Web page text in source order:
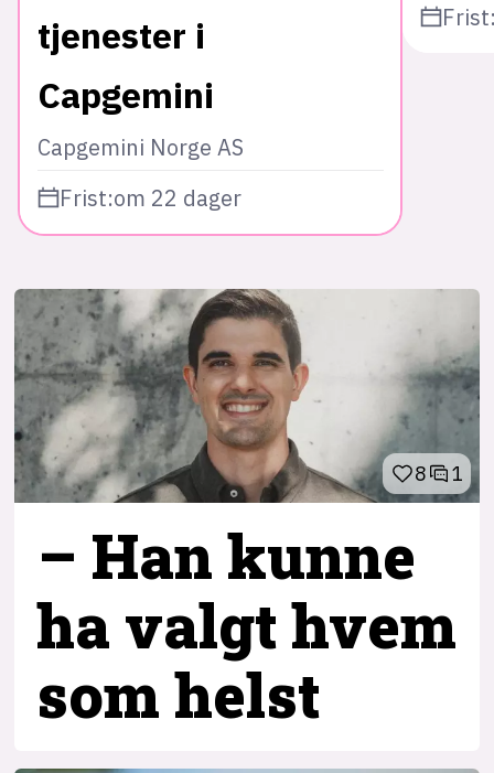
tjenester i
Capgemini
Capgemini Norge AS
Frist:om 22 dager
8 1
– Han kunne
ha valgt hvem
som helst